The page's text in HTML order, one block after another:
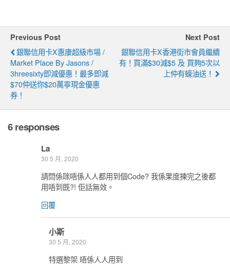
Previous Post
銀聯信用卡x惠康超級市場 /
Market Place By Jasons /
3hreesixty即減優惠！最多即減
$70仲送你$20萬寧現金優惠
券！
Next Post
銀聯信用卡x香港街市會員繼續
有！買滿$30減$5 及 買夠5次以
上仲有蠔油送！
6 responses
La
30 5 月, 2020
請問係咪唔係人人都用到個Code? 我係果度揀完之後都
用唔到既?! 佢話無效。
回覆
小斯
30 5 月, 2020
特選黎架 唔係人人用到